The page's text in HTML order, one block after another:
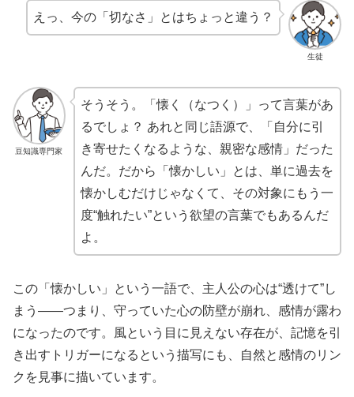
生徒
えっ、今の「切なさ」とはちょっと違う？
豆知識専門家
そうそう。「懐く（なつく）」って言葉があ
るでしょ？ あれと同じ語源で、「自分に引
き寄せたくなるような、親密な感情」だった
んだ。だから「懐かしい」とは、単に過去を
懐かしむだけじゃなくて、その対象にもう一
度“触れたい”という欲望の言葉でもあるんだ
よ。
この「懐かしい」という一語で、主人公の心は“透けて”し
まう――つまり、守っていた心の防壁が崩れ、感情が露わ
になったのです。風という目に見えない存在が、記憶を引
き出すトリガーになるという描写にも、自然と感情のリン
クを見事に描いています。